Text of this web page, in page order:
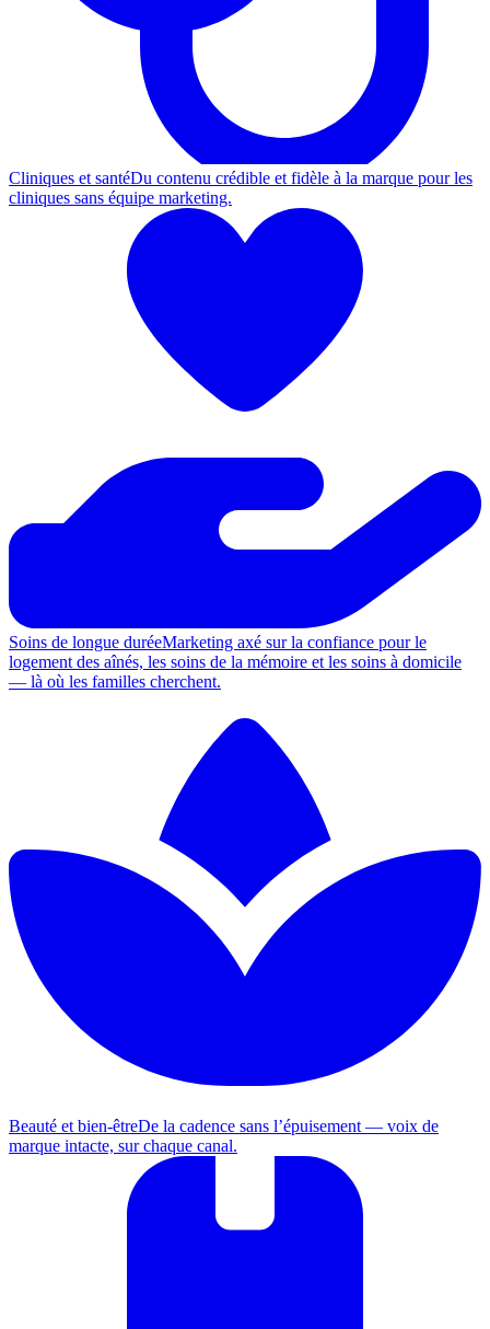
Cliniques et santéDu contenu crédible et fidèle à la marque pour les
cliniques sans équipe marketing.
Soins de longue duréeMarketing axé sur la confiance pour le
logement des aînés, les soins de la mémoire et les soins à domicile
— là où les familles cherchent.
Beauté et bien-êtreDe la cadence sans l’épuisement — voix de
marque intacte, sur chaque canal.